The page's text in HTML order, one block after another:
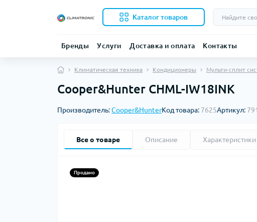
Каталог товаров
Бренды Услуги Доставка и оплата Контакты
Климатическая техника Кондиционеры Мульти-сплит
Cooper&Hunter CHML-IW18INK
Производитель:Cooper&HunterКод товара: 7625Артикул:
Все о товаре Описание Характеристики
Продано